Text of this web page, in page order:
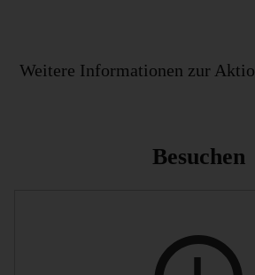
Weitere Informationen zur
Besuchen